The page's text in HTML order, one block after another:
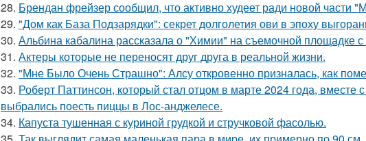
28. Брендан фрейзер сообщил, что активно худеет ради новой части
29. "Дом как База Подзарядки": секрет долголетия ови в эпоху
30. Альбина кабалина рассказала о "Химии" на съемочной площадке
31. Актеры которые не переносят друг друга в реальной жизни.
32. "Мне Было Очень Страшно": Алсу откровенно призналась, как
33. Роберт Паттинсон, который стал отцом в марте 2024 года, вместе
выбрались поесть пиццы в Лос-анджелесе.
34. Капуста тушенная с куриной грудкой и стручковой фасолью.